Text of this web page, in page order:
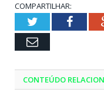
COMPARTILHAR:
Twitter
Email
CONTEÚDO